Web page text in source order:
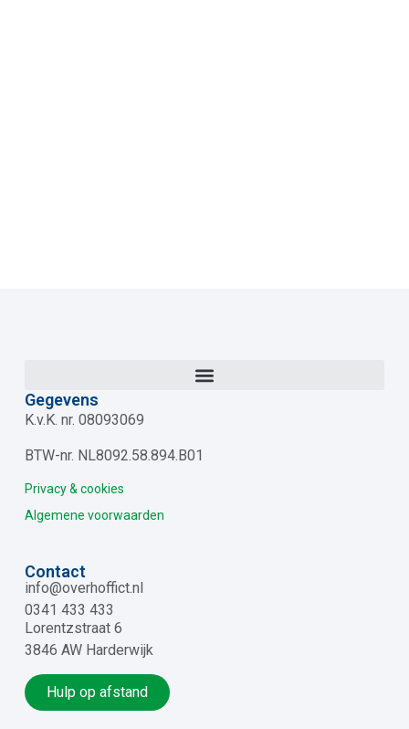
Gegevens
K.v.K. nr. 08093069
BTW-nr. NL8092.58.894.B01
Privacy & cookies
Algemene voorwaarden
Contact
info@overhoffict.nl
0341 433 433
Lorentzstraat 6
3846 AW Harderwijk
Hulp op afstand